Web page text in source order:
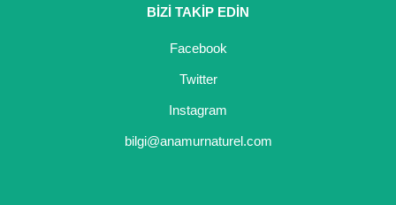
BİZİ TAKİP EDİN
Facebook
Twitter
Instagram
bilgi@anamurnaturel.com